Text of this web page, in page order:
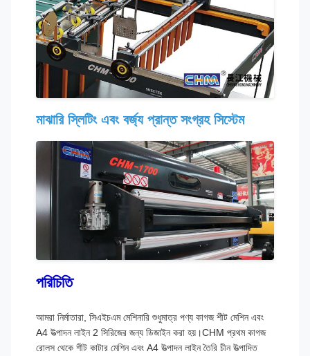
মাঝারি স্লিটিং এবং বর্জ্য প্রান্ত সংগ্রহ সিস্টেম
পরিচিতি
আমরা নির্মাতারা, সিএইচএম মেশিনারি শুধুমাত্র পণ্য কাগজ শীট মেশিন এবং
A4 উত্পাদন লাইন 2 সিরিজের জন্য ডিজাইন করা হয়।CHM প্রথম কাগজ
রোলস থেকে শীট কাটার মেশিন এবং A4 উত্পাদন লাইন তৈরি চীন উত্পাদিত